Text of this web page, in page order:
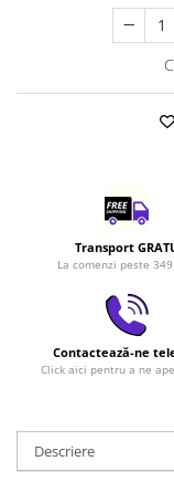
LEGO Creator Expert
LEGO Architecture
Transport
La comenzi peste
Contactează-ne
Click aici pentru a ne
Descriere